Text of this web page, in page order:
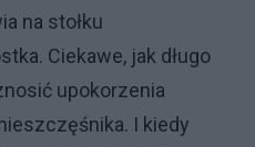
na stołku
Ciekawe, jak długo
upokorzenia
I kiedy